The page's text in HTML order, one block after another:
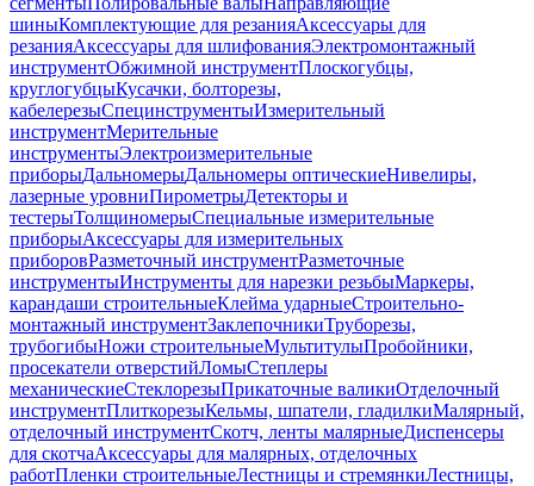
шиныКомплектующие для резанияАксессуары для
резанияАксессуары для шлифованияЭлектромонтажный
инструментОбжимной инструментПлоскогубцы,
круглогубцыКусачки, болторезы,
кабелерезыСпецинструментыИзмерительный
инструментМерительные
инструментыЭлектроизмерительные
приборыДальномерыДальномеры оптическиеНивелиры,
лазерные уровниПирометрыДетекторы и
тестерыТолщиномерыСпециальные измерительные
приборыАксессуары для измерительных
приборовРазметочный инструментРазметочные
инструментыИнструменты для нарезки резьбыМаркеры,
карандаши строительныеКлейма ударныеСтроительно-
монтажный инструментЗаклепочникиТруборезы,
трубогибыНожи строительныеМультитулыПробойники,
просекатели отверстийЛомыСтеплеры
механическиеСтеклорезыПрикаточные валикиОтделочный
инструментПлиткорезыКельмы, шпатели, гладилкиМалярный,
отделочный инструментСкотч, ленты малярныеДиспенсеры
для скотчаАксессуары для малярных, отделочных
работПленки строительныеЛестницы и стремянкиЛестницы,